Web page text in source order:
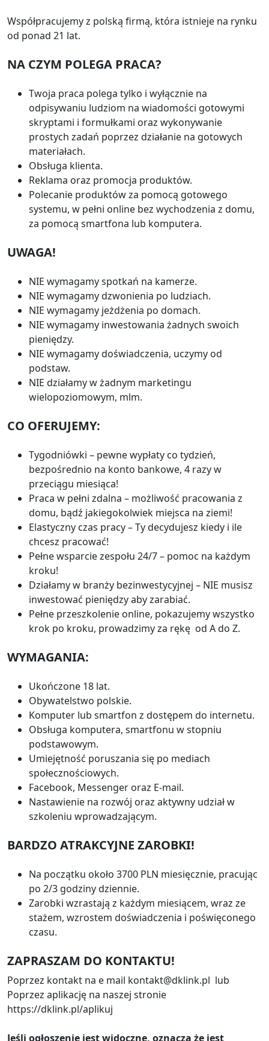
Współpracujemy z polską firmą, która istnieje na rynku
od ponad 21 lat.
NA CZYM POLEGA PRACA?
Twoja praca polega tylko i wyłącznie na
odpisywaniu ludziom na wiadomości gotowymi
skryptami i formułkami oraz wykonywanie
prostych zadań poprzez działanie na gotowych
materiałach.
Obsługa klienta.
Reklama oraz promocja produktów.
Polecanie produktów za pomocą gotowego
systemu, w pełni online bez wychodzenia z domu,
za pomocą smartfona lub komputera.
UWAGA!
NIE wymagamy spotkań na kamerze.
NIE wymagamy dzwonienia po ludziach.
NIE wymagamy jeżdżenia po domach.
NIE wymagamy inwestowania żadnych swoich
pieniędzy.
NIE wymagamy doświadczenia, uczymy od
podstaw.
NIE działamy w żadnym marketingu
wielopoziomowym, mlm.
CO OFERUJEMY:
Tygodniówki – pewne wypłaty co tydzień,
bezpośrednio na konto bankowe, 4 razy w
przeciągu miesiąca!
Praca w pełni zdalna – możliwość pracowania z
domu, bądź jakiegokolwiek miejsca na ziemi!
Elastyczny czas pracy – Ty decydujesz kiedy i ile
chcesz pracować!
Pełne wsparcie zespołu 24/7 – pomoc na każdym
kroku!
Działamy w branży bezinwestycyjnej – NIE musisz
inwestować pieniędzy aby zarabiać.
Pełne przeszkolenie online, pokazujemy wszystko
krok po kroku, prowadzimy za rękę od A do Z.
WYMAGANIA:
Ukończone 18 lat.
Obywatelstwo polskie.
Komputer lub smartfon z dostępem do internetu.
Obsługa komputera, smartfonu w stopniu
podstawowym.
Umiejętność poruszania się po mediach
społecznościowych.
Facebook, Messenger oraz E-mail.
Nastawienie na rozwój oraz aktywny udział w
szkoleniu wprowadzającym.
BARDZO ATRAKCYJNE ZAROBKI!
Na początku około 3700 PLN miesięcznie, pracując
po 2/3 godziny dziennie.
Zarobki wzrastają z każdym miesiącem, wraz ze
stażem, wzrostem doświadczenia i poświęconego
czasu.
ZAPRASZAM DO KONTAKTU!
Poprzez kontakt na e mail kontakt@dklink.pl lub
Poprzez aplikację na naszej stronie
https://dklink.pl/aplikuj
Jeśli ogłoszenie jest widoczne, oznacza że jest